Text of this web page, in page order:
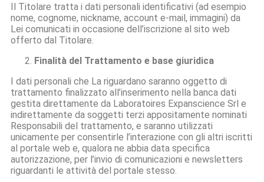
Il Titolare tratta i dati personali identificativi (ad esempio
nome, cognome, nickname, account e-mail, immagini) da
Lei comunicati in occasione dell’iscrizione al sito web
offerto dal Titolare.
Finalità del Trattamento e base giuridica
I dati personali che La riguardano saranno oggetto di
trattamento finalizzato all’inserimento nella banca dati
gestita direttamente da Laboratoires Expanscience Srl e
indirettamente da soggetti terzi appositamente nominati
Responsabili del trattamento, e saranno utilizzati
unicamente per consentirle l’interazione con gli altri iscritti
al portale web e, qualora ne abbia data specifica
autorizzazione, per l’invio di comunicazioni e newsletters
riguardanti le attività del portale stesso.